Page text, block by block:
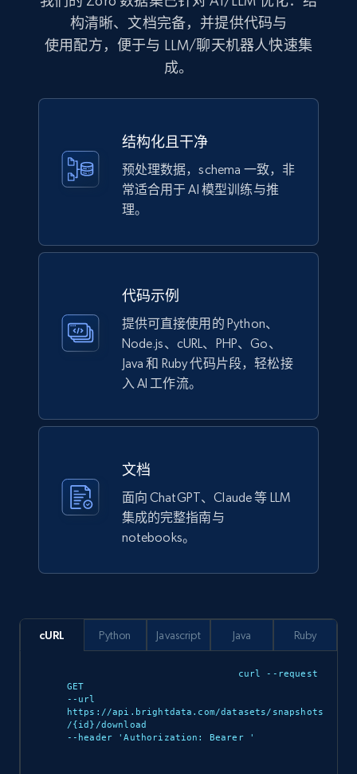
Currency, Discount, Initial price, and more.
eCommerce
1.1K+ 149+ 立即购买
Lowes.com
URL, Domain, Marketplace pn, Sku, Other pn,
Model number, Gtin ean pn, Product name, and
991+ 162+ 立即购买
URL, Title, Rating, Reviews, Initial price, Final
eCommerce
160+
Ikea - Products
Description, In stock, Color, Size, Reviews
more.
eCommerce
构清晰、文档完备，并提供代码与
使用配方，便于与 LLM/聊天机器人快速集
成。
结构化且干净
预处理数据，schema 一致，非
常适合用于 AI 模型训练与推
理。
代码示例
提供可直接使用的 Python、
Node.js、cURL、PHP、Go、
Java 和 Ruby 代码片段，轻松接
入 AI 工作流。
文档
面向 ChatGPT、Claude 等 LLM
集成的完整指南与
notebooks。
cURL
curl --request
GET
--url
https://api.brightdata.com/datasets/snapshots
/{id}/download
--header 'Authorization: Bearer
'
Python Javascript Java Ruby